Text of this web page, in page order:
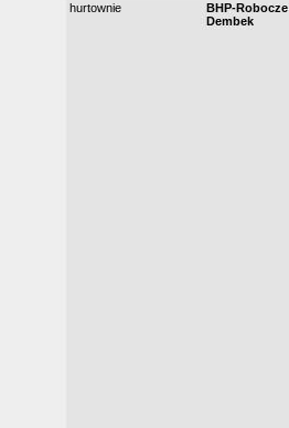
hurtownie
BHP-Robocze
Dembek